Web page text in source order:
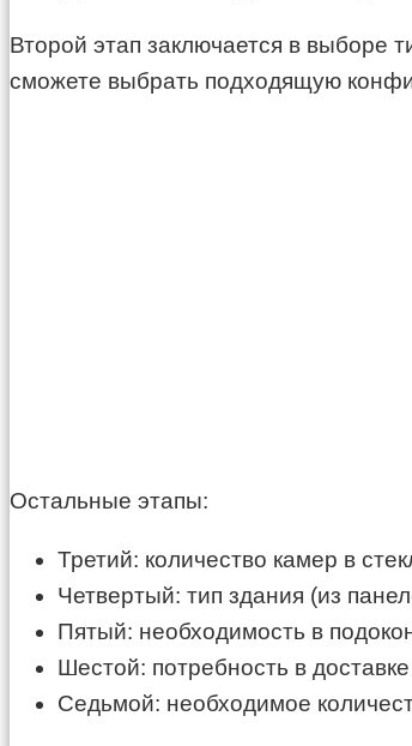
Второй этап заключается в выборе
сможете выбрать подходящую
Остальные этапы:
Третий: количество камер в
Четвертый: тип здания (из
Пятый: необходимость в
Шестой: потребность в
Седьмой: необходимое